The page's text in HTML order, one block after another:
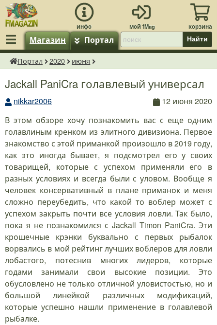
Магазин Портал Найти
fMagazin.ru
Портал 2020 июня
Jackall PaniCra голавлевый универсал
nikkar2006
12 июня 2020
В этом обзоре хочу познакомить вас с еще одним
голавлиным кренком из элитного дивизиона. Первое
знакомство с этой приманкой произошло в 2019 году,
как это иногда бывает, я подсмотрел его у своих
товарищей, которые с успехом применяли его в
разных условиях и всегда были с уловом. Вообще я
человек консервативный в плане приманок и меня
сложно переубедить, что какой то воблер может с
успехом закрыть почти все условия ловли. Так было,
пока я не познакомился с Jackall Timon PaniCra. Эти
крошечные крэнки буквально с первых рыбалок
ворвались в мой рейтинг лучших воблеров для ловли
лобастого, потеснив многих лидеров, которые
годами занимали свои высокие позиции. Это
обусловлено не только отличной уловистостью, но и
большой линейкой различных модификаций,
которые успешно нашли применение в голавлевой
рыбалке.